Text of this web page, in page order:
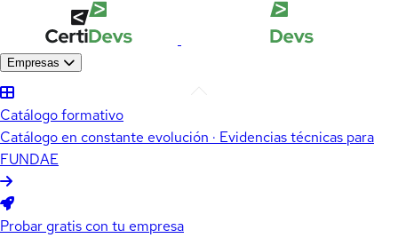
Empresas
Catálogo formativo
Catálogo en constante evolución · Evidencias técnicas para
FUNDAE
Probar gratis con tu empresa